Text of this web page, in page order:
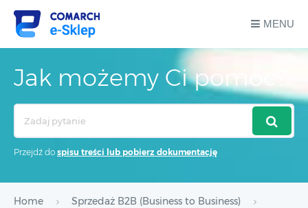
MENU
Jak możemy Ci pomóc?
Przejdź do spisu treści lub pobierz dokumentację
Home
Sprzedaż B2B (Business to Business)